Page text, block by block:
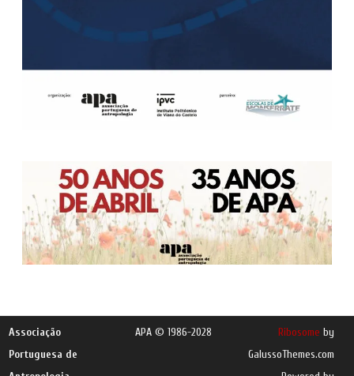
Associação
Portuguesa de
APA © 1986-2028 Ribosome by
GalussoThemes.com